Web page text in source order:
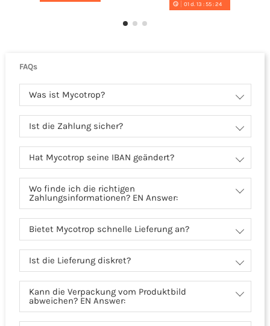
01d.13 :55:23
FAQs
Was ist Mycotrop?
Ist die Zahlung sicher?
Hat Mycotrop seine IBAN geändert?
Wo finde ich die richtigen
Zahlungsinformationen? EN Answer:
Bietet Mycotrop schnelle Lieferung an?
Ist die Lieferung diskret?
Kann die Verpackung vom Produktbild
abweichen? EN Answer: